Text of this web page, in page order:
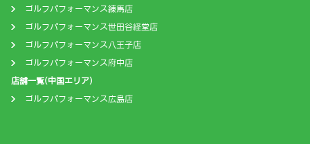
ゴルフパフォーマンス練馬店
ゴルフパフォーマンス世田谷経堂店
ゴルフパフォーマンス八王子店
ゴルフパフォーマンス府中店
店舗一覧(中国エリア)
ゴルフパフォーマンス広島店